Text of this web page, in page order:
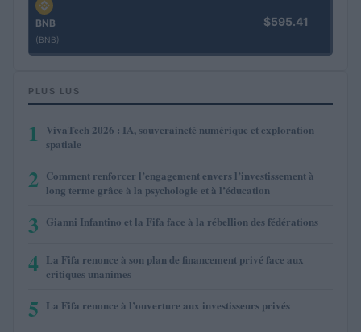
BNB
(BNB)
$595.41
PLUS LUS
1
VivaTech 2026 : IA, souveraineté numérique et exploration
spatiale
2 Comment renforcer l’engagement envers l’investissement à
long terme grâce à la psychologie et à l’éducation
3 Gianni Infantino et la Fifa face à la rébellion des fédérations
4 La Fifa renonce à son plan de financement privé face aux
critiques unanimes
5 La Fifa renonce à l’ouverture aux investisseurs privés